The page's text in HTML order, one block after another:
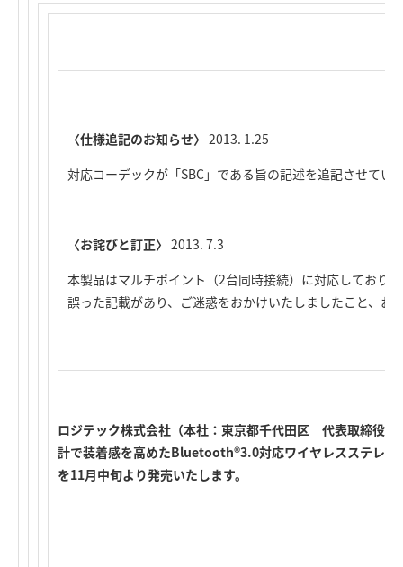
〈仕様追記のお知らせ〉 2013. 1.25
対応コーデックが「SBC」である旨の記述を追記させてい
〈お詫びと訂正〉 2013. 7.3
本製品はマルチポイント（2台同時接続）に対応しており
誤った記載があり、ご迷惑をおかけいたしましたこと、お
ロジテック株式会社（本社：東京都千代田区 代表取締役社
計で装着感を高めたBluetooth®3.0対応ワイヤレスステレオ
を11月中旬より発売いたします。